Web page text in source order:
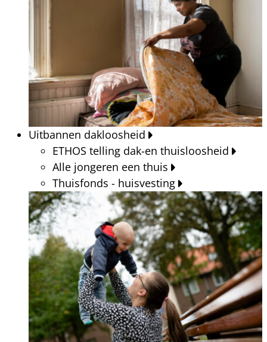
Uitbannen dakloosheid
ETHOS telling dak-en thuisloosheid
Alle jongeren een thuis
Thuisfonds - huisvesting